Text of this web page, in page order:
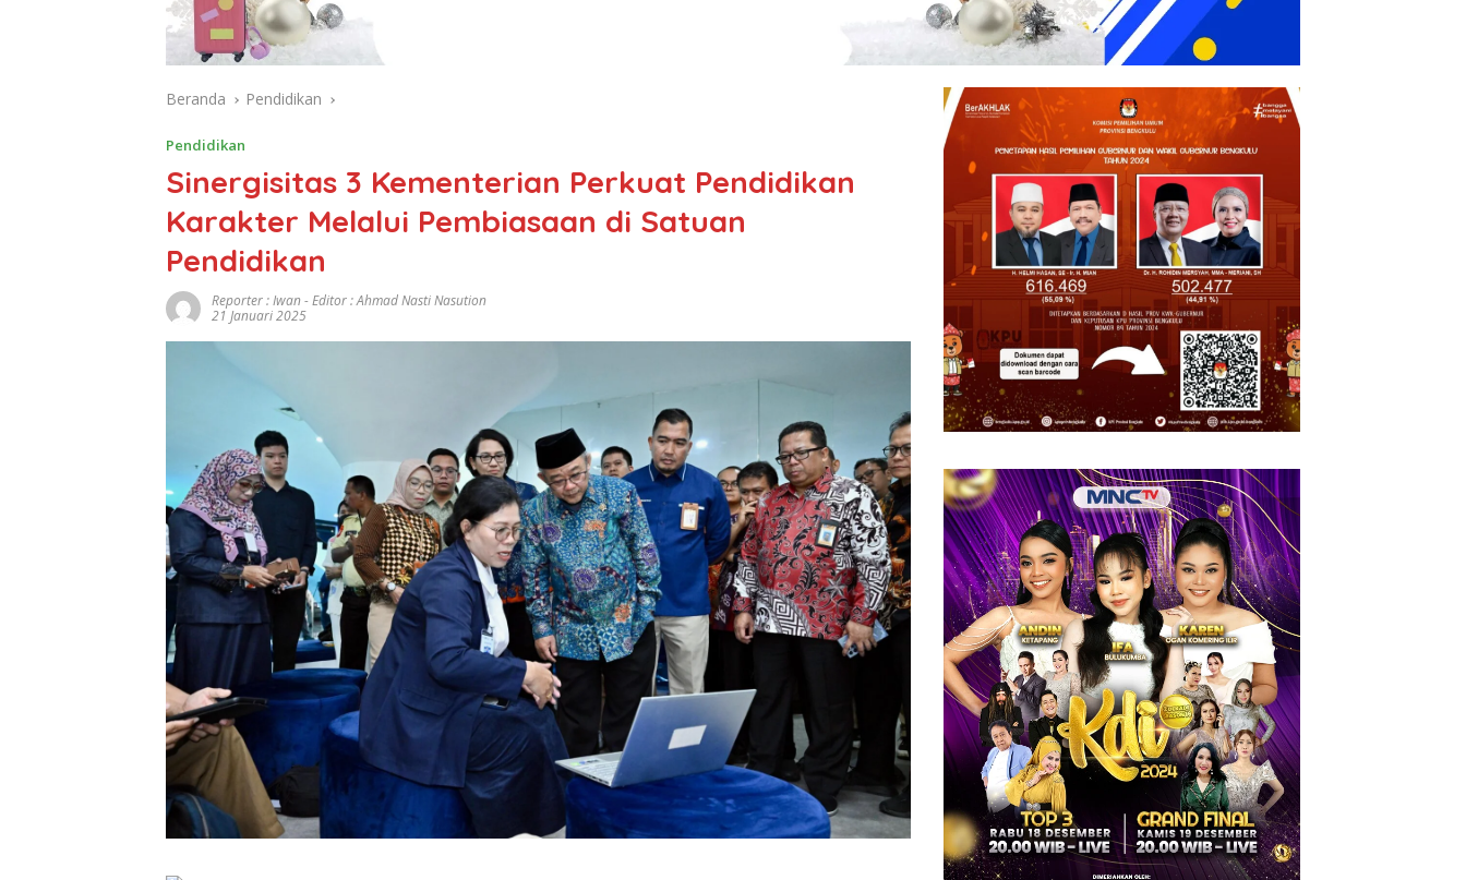
Beranda Pendidikan
Pendidikan
Sinergisitas 3 Kementerian Perkuat Pendidikan
Karakter Melalui Pembiasaan di Satuan
Pendidikan
Reporter : Iwan - Editor : Ahmad Nasti Nasution
21 Januari 2025